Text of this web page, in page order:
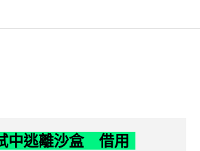
中逃離沙盒 借用